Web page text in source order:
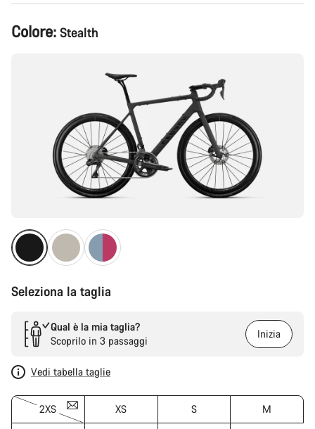
Configurazione
del
Colore: Stealth
Seleziona la taglia
Qual è la mia taglia?
Scoprilo in 3 passaggi
Inizia
Vedi tabella taglie
2XS XS S M